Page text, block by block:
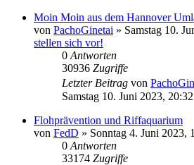
Moin Moin aus dem Hannover
von PachoGinetai » Samstag 10.
stellen sich vor!
0 Antworten
30936 Zugriffe
Letzter Beitrag von
Samstag 10. Juni 2023, 20:32
Flohprävention und Riffaquarium
von FedD » Sonntag 4. Juni 2023,
0 Antworten
33174 Zugriffe